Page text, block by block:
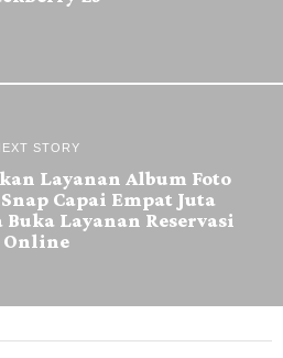
STORY
Layanan Album Foto
Capai Empat Juta
Layanan Reservasi
Online